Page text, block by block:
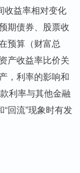
收益率相对变化
期债券、股票收
预算（财富总
产收益率比价关
，利率的影响和
利率与其他金融
回流”现象时有发